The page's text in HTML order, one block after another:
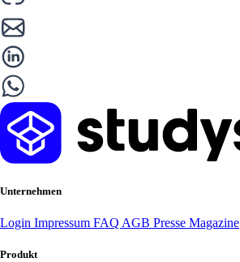
Unternehmen
Login Impressum FAQ AGB Presse Magazine
Produkt